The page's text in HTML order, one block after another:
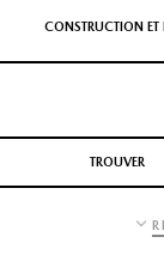
CONSTRUCTION ET
TROUVER